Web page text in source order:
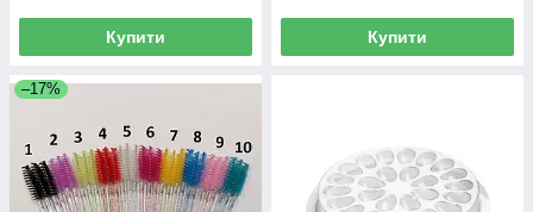
Купити Купити
–17%